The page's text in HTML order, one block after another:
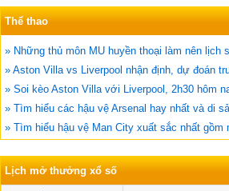
Thể thao
» Những thủ môn MU huyền thoại làm nên lịch
» Aston Villa vs Liverpool nhận định, dự đoán
» Soi kèo Aston Villa với Liverpool, 2h30 hôm
» Tìm hiểu các hậu vệ Arsenal hay nhất và di
» Tìm hiểu hậu vệ Man City xuất sắc nhất gồm
Lịch mở thưởng xổ số